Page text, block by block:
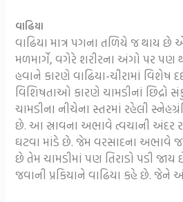
વાઢિયા
વાઢિયા માત્ર પગના તળિયે જ થાય છે
મળમાર્ગે, વગેરે શરીરના અંગો પર પણ
હવાને કારણે વાઢિયા-ચીરામાં વિશેષ
વિશિષતાઓ કારણે ચામડીનાં છિદ્રો
ચામડીના નીચેના સ્તરમાં રહેલી
છે. આ સ્રાવના અભાવે ત્વચાની અંદર
ઘટવા માંડે છે. જેમ વરસાદના અભાવે
છે તેમ ચામડીમાં પણ તિરાડો પડી
જવાની પ્રકિયાને વાઢિયા કહે છે. જેને